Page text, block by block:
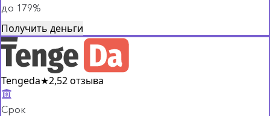
до 179%
Получить деньги
Tengeda★2,52 отзыва
Срок